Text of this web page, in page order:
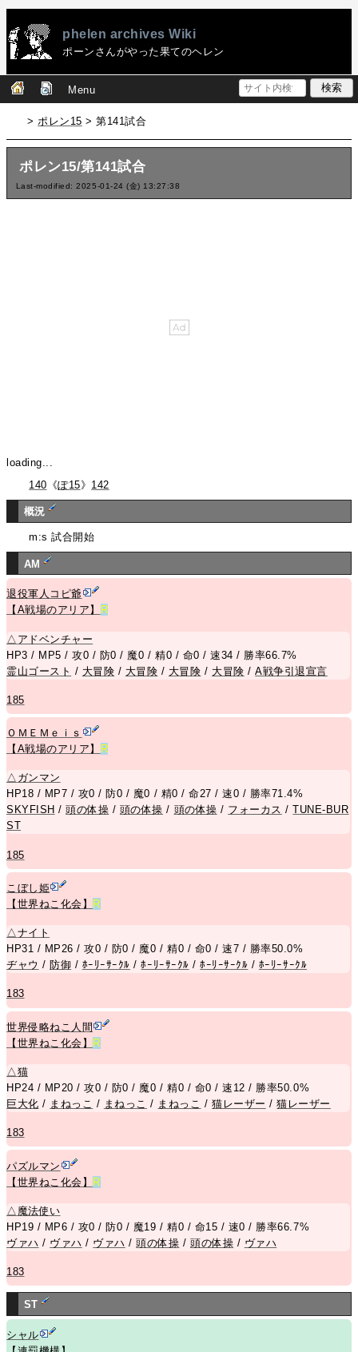
phelen archives Wiki
ポーンさんがやった果てのヘレン
Menu
>ポレン15 > 第141試合
ポレン15/第141試合
Last-modified: 2025-01-24 (金) 13:27:38
loading...
140 《ぽ15》 142
概況
m:s 試合開始
AM
退役軍人コピ爺
【A戦場のアリア】
R
△ アドベンチャー
HP3 / MP5 / 攻0 / 防0 / 魔0 / 精0 / 命0 / 速34 / 勝率66.7%
霊山ゴースト / 大冒険 / 大冒険 / 大冒険 / 大冒険 /A戦争引退宣言
185
ＯＭＥＭｅｉｓ
【A戦場のアリア】
R
△ ガンマン
HP18 / MP7 / 攻0 / 防0 / 魔0 / 精0 / 命27 / 速0 / 勝率71.4%
SKYFISH /頭の体操 / 頭の体操 / 頭の体操 / フォーカス /TUNE-BUR
ST
185
こぼし姫
【世界ねこ化会】
R
△ナイト
HP31 / MP26 / 攻0 / 防0 / 魔0 / 精0 / 命0 / 速7 / 勝率50.0%
ヂャウ / 防御 / ﾎｰﾘｰｻｰｸﾙ /ﾎｰﾘｰｻｰｸﾙ /ﾎｰﾘｰｻｰｸﾙ / ﾎｰﾘｰｻｰｸﾙ
183
世界侵略ねこ人間
【世界ねこ化会】
R
△猫
HP24 / MP20 / 攻0 / 防0 / 魔0 / 精0 / 命0 / 速12 / 勝率50.0%
巨大化 / まねっこ / まねっこ / まねっこ /猫レーザー /猫レーザー
183
パズルマン
【世界ねこ化会】
R
△ 魔法使い
HP19 / MP6 / 攻0 / 防0 / 魔19 / 精0 / 命15 / 速0 / 勝率66.7%
ヴァハ / ヴァハ / ヴァハ /頭の体操 /頭の体操 / ヴァハ
183
ST
シャル